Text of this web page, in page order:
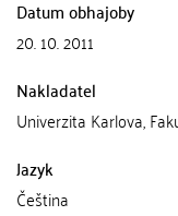
Datum obhajoby
20. 10. 2011
Nakladatel
Univerzita Karlova,
Jazyk
Čeština